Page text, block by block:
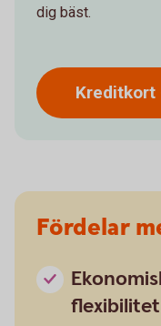
dig bäst.
Kreditkort
Fördelar
flexibilitet